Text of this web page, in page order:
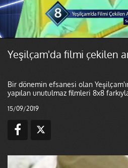
Yeşilçam'da filmi çekilen
Bir dönemin efsanesi olan
yapılan unutulmaz filmleri 8x8
15/09/2019